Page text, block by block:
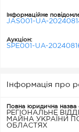
Інформаційне
JAS001-UA-
Аукціон:
SPE001-UA-
Інформація про
Повна юридична назва
РЕГІОНАЛЬНЕ
МАЙНА УКРАЇНИ
ОБЛАСТЯХ